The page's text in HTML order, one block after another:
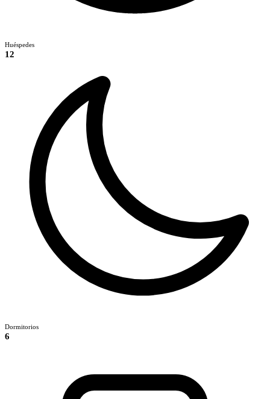
Huéspedes
12
Dormitorios
6